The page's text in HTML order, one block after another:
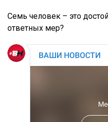
Семь человек – это
ответных мер?